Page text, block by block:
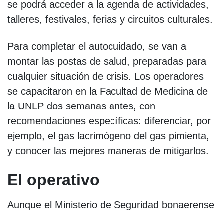
se podrá acceder a la agenda de actividades,
talleres, festivales, ferias y circuitos culturales.
Para completar el autocuidado, se van a
montar las postas de salud, preparadas para
cualquier situación de crisis. Los operadores
se capacitaron en la Facultad de Medicina de
la UNLP dos semanas antes, con
recomendaciones específicas: diferenciar, por
ejemplo, el gas lacrimógeno del gas pimienta,
y conocer las mejores maneras de mitigarlos.
El operativo
Aunque el Ministerio de Seguridad bonaerense